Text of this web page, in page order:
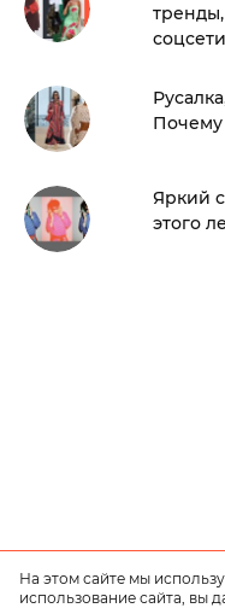
соцсети
Почему
Яркий
этого
На этом сайте мы
использование сайта, вы